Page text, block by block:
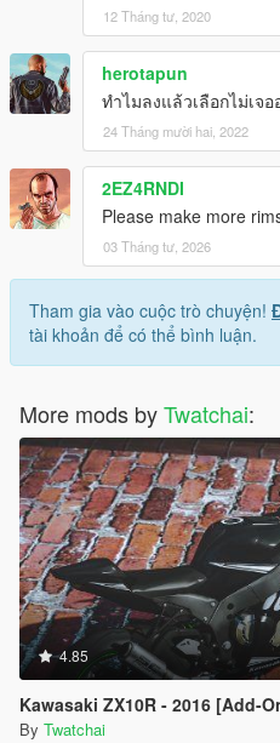
12 Tháng tư, 2020
herotapun
ทำไมลงแล้วเลือกไม่เจ
24 Tháng mười hai, 2022
2EZ4RNDI
Please make more
03 Tháng tư, 2026
Tham gia vào cuộc trò chuyện!
tài khoản để có thể bình luận.
More mods byTwatchai:
4.85
Kawasaki ZX10R - 2016 [Add-
By Twatchai